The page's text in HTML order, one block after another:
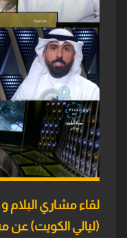
لقاء مشاري البلام
(ليالي الكويت) عن